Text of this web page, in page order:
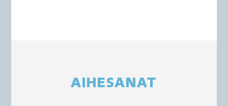
AIHESANAT